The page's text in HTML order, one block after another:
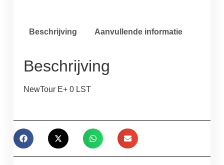
Beschrijving Aanvullende informatie
Beschrijving
NewTour E+ 0 LST